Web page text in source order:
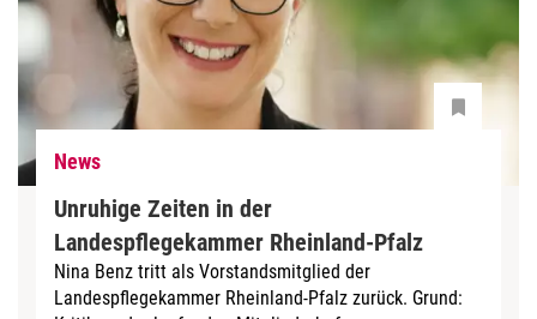
News
Unruhige Zeiten in der
Landespflegekammer Rheinland-Pfalz
Nina Benz tritt als Vorstandsmitglied der
Landespflegekammer Rheinland-Pfalz zurück. Grund: